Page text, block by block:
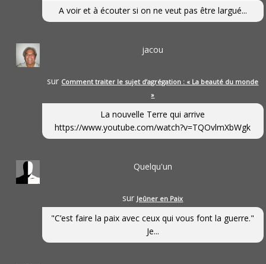
A voir et à écouter si on ne veut pas être largué...
jacou
sur Comment traiter le sujet d’agrégation : « La beauté du monde
»
La nouvelle Terre qui arrive
https://www.youtube.com/watch?v=TQOvlmXbWgk
Quelqu'un
sur Jeûner en Paix
"C’est faire la paix avec ceux qui vous font la guerre."
Je...